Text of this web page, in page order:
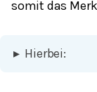
somit das
▸ Hierbei: